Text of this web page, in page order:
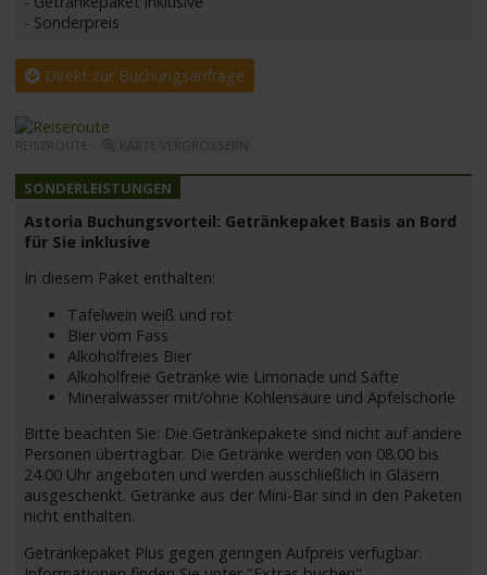
- Sonderpreis
Direkt zur Buchungsanfrage
REISEROUTE -
Astoria Buchungsvorteil: Getränkepaket Basis an Bord
für Sie inklusive
In diesem Paket enthalten:
Tafelwein weiß und rot
Bier vom Fass
Alkoholfreies Bier
Alkoholfreie Getränke wie Limonade und Säfte
Mineralwasser mit/ohne Kohlensäure und Apfelschorle
Bitte beachten Sie: Die Getränkepakete sind nicht auf andere
Personen übertragbar. Die Getränke werden von 08.00 bis
24.00 Uhr angeboten und werden ausschließlich in Gläsern
ausgeschenkt. Getränke aus der Mini-Bar sind in den Paketen
nicht enthalten.
Getränkepaket Plus gegen geringen Aufpreis verfügbar.